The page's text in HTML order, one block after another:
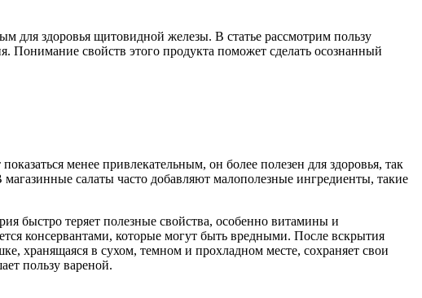
здоровья щитовидной железы. В статье рассмотрим пользу
Понимание свойств этого продукта поможет сделать осознанный
менее привлекательным, он более полезен для здоровья, так
магазинные салаты часто добавляют малополезные ингредиенты, такие
быстро теряет полезные свойства, особенно витамины и
консервантами, которые могут быть вредными. После вскрытия
хранящаяся в сухом, темном и прохладном месте, сохраняет свои
пользу вареной.